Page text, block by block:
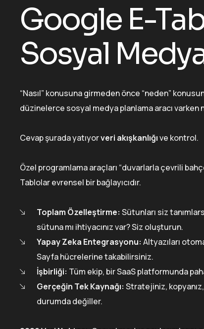
Google E-
Sosyal
“Nasıl” konusuna girmeden önce “neden”
düzinelerce sosyal medya planlama aracı varken
Cevap şurada yatıyorveri akışkanlığıve kontrol.
Özel programlama araçları “duvarlarla çevrili
Tablolar evrensel bir bağlayıcıdır.
Toplam Özelleştirme: Sütunları siz
sütuna mı ihtiyacınız var? Siz oluşturun.
Yapay Zeka Entegrasyonu: Altyazıları
Sayfa hücrelerine takabilirsiniz.
İşbirliği: Tüm ekip, bir SaaS platformunda
Gerçeğin Tek Kaynağı: Stratejiniz,
durumda değiller.